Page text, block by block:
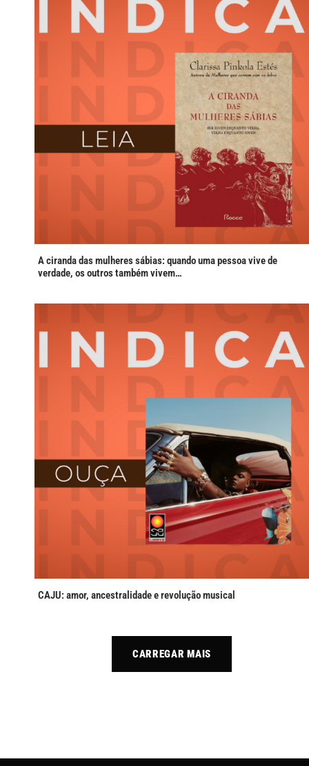
A ciranda das mulheres sábias: quando uma pessoa vive de
verdade, os outros também vivem…
CAJU: amor, ancestralidade e revolução musical
CARREGAR MAIS